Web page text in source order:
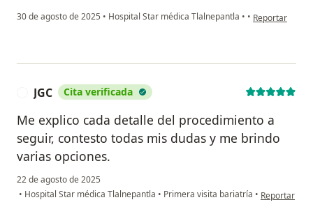
30 de agosto de 2025 • Hospital Star médica Tlalnepantla • • en opinión del
Reportar
JGC Cita verificada
Me explico cada detalle del procedimiento a
seguir, contesto todas mis dudas y me brindo
varias opciones.
22 de agosto de 2025
• Hospital Star médica Tlalnepantla • Primera visita bariatría • en opinión
Reportar